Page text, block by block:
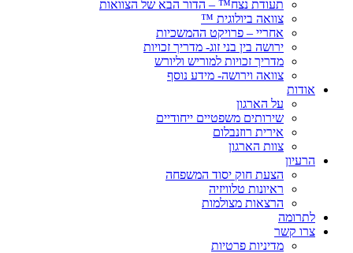
תעודת נצח™ – הדור הבא של הצוואות
צוואה ביולוגית ™
אחריי – פרויקט ההמשכיות
ירושה בין בני זוג- מדריך זכויות
מדריך זכויות למוריש וליורש
צוואה וירושה- מידע נוסף
אודות
על הארגון
שירותים משפטיים ייחודיים
אירית רוזנבלום
צוות הארגון
הרעיון
הצעת חוק יסוד המשפחה
ראיונות טלוויזיה
הרצאות מצולמות
לתרומה
צרו קשר
מדיניות פרטיות